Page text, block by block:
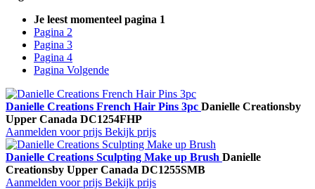
Je leest momenteel pagina 1
Pagina 2
Pagina 3
Pagina 4
Pagina Volgende
Danielle Creations French Hair Pins 3pc Danielle Creationsby
Upper Canada DC1254FHP
Aanmelden voor prijs Bekijk prijs
Danielle Creations Sculpting Make up Brush Danielle
Creationsby Upper Canada DC1255SMB
Aanmelden voor prijs Bekijk prijs